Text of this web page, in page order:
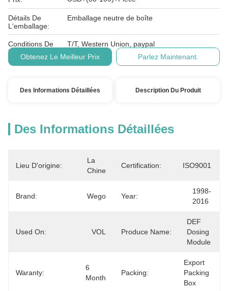
Détails De
L'emballage:
Emballage neutre de boîte
Conditions De
Paiement:
T/T, Western Union, paypal
Obtenez Le Meilleur Prix
Parlez Maintenant.
Des Informations Détaillées Description Du Produit
Des Informations Détaillées
Lieu D'origine:
La
Chine
Certification: ISO9001
Brand: Wego Year:
1998-
2016
Used On: VOL Produce Name:
DEF
Dosing
Module
Waranty:
6
Month
Packing:
Export
Packing
Box